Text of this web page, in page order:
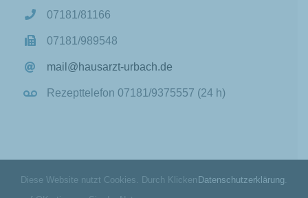
07181/81166
07181/989548
mail@hausarzt-urbach.de
Rezepttelefon 07181/9375557 (24 h)
Diese Website nutzt Cookies. Durch Klicken Datenschutzerklärung.